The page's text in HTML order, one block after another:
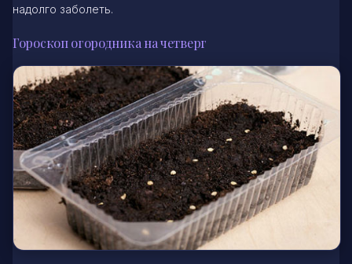
надолго заболеть.
Гороскоп огородника на четверг